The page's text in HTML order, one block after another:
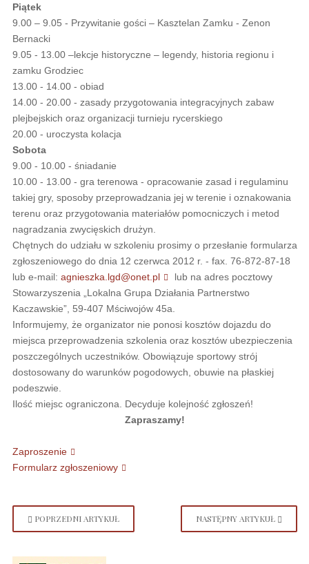
Piątek
9.00 – 9.05 - Przywitanie gości – Kasztelan Zamku - Zenon
Bernacki
9.05 - 13.00 –lekcje historyczne – legendy, historia regionu i
zamku Grodziec
13.00 - 14.00 - obiad
14.00 - 20.00 - zasady przygotowania integracyjnych zabaw
plejbejskich oraz organizacji turnieju rycerskiego
20.00 - uroczysta kolacja
Sobota
9.00 - 10.00 - śniadanie
10.00 - 13.00 - gra terenowa - opracowanie zasad i regulaminu
takiej gry, sposoby przeprowadzania jej w terenie i oznakowania
terenu oraz przygotowania materiałów pomocniczych i metod
nagradzania zwycięskich drużyn.
Chętnych do udziału w szkoleniu prosimy o przesłanie formularza
zgłoszeniowego do dnia 12 czerwca 2012 r. - fax. 76-872-87-18
lub e-mail: agnieszka.lgd@onet.pl
lub na adres pocztowy
Stowarzyszenia „Lokalna Grupa Działania Partnerstwo
Kaczawskie”, 59-407 Mściwojów 45a.
Informujemy, że organizator nie ponosi kosztów dojazdu do
miejsca przeprowadzenia szkolenia oraz kosztów ubezpieczenia
poszczególnych uczestników. Obowiązuje sportowy strój
dostosowany do warunków pogodowych, obuwie na płaskiej
podeszwie.
Ilość miejsc ograniczona. Decyduje kolejność zgłoszeń!
Zapraszamy!
Zaproszenie
Formularz zgłoszeniowy
POPRZEDNI ARTYKUŁ NASTĘPNY ARTYKUŁ